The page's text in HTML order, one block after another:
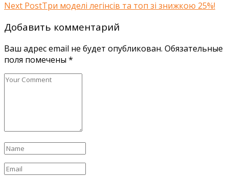
Next PostТри моделі легінсів та топ зі знижкою 25%!
Добавить комментарий
Ваш адрес email не будет опубликован. Обязательные
поля помечены *